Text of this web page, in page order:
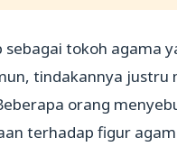
tokoh agama
tindakannya justru
orang
terhadap figur